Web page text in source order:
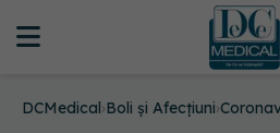
DCMedical›Boli și Afecțiuni›